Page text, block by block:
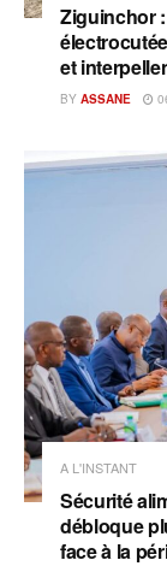
Ziguinchor
et
BY ASSANE
A L'INSTANT
Sécurité
débloque
face à la